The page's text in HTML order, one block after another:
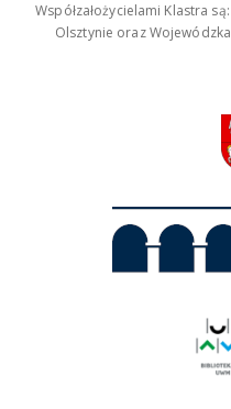
Współzałożycielami Klastra
Olsztynie oraz